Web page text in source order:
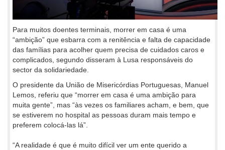
Para muitos doentes terminais, morrer em casa é uma
“ambição” que esbarra com a renitência e falta de capacidade
das famílias para acolher quem precisa de cuidados caros e
complicados, segundo disseram à Lusa responsáveis do
sector da solidariedade.
O presidente da União de Misericórdias Portuguesas, Manuel
Lemos, referiu que “morrer em casa é uma ambição para
muita gente”, mas “às vezes os familiares acham, e bem, que
se estiverem no hospital as pessoas duram mais tempo e
preferem colocá-las lá”.
“A realidade é que é muito difícil ver um ente querido a